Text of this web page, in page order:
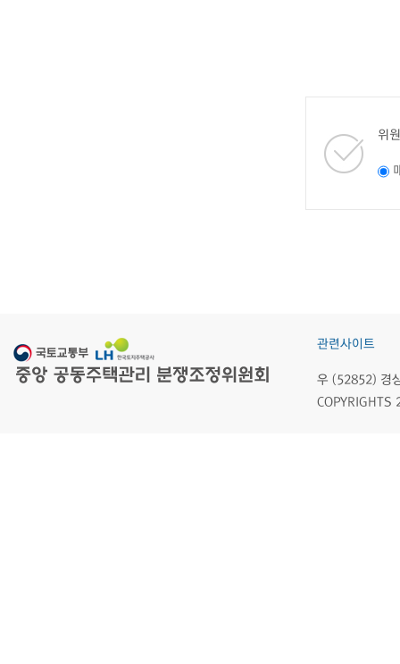
위
관련사이트
우 (52852) 경
COPYRIGHTS